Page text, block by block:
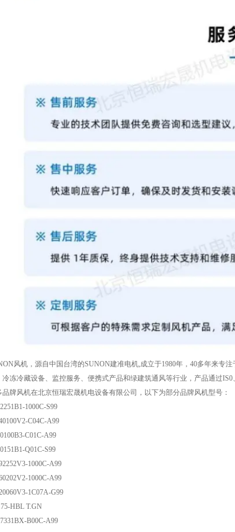
风机，源自中国台湾的SUNON建准电机,成立于1980年，40多年来专
冷冻冷藏设备、监控服务、便携式产品和绿建筑通风等行业，产品通过
品牌风机在北京恒瑞宏晟机电设备有限公司，以下为部分品牌风机型号：
1000C-S99
C04C-A99
C01C-A99
Q01C-S99
1000C-A99
1000C-A99
1C07A-G99
HBL T.GN
B00C-A99